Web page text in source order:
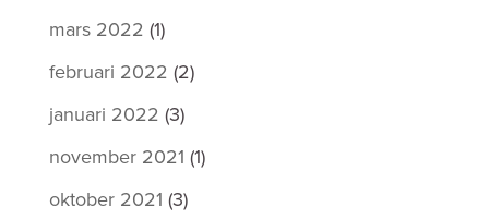
mars 2022 (1)
februari 2022 (2)
januari 2022 (3)
november 2021 (1)
oktober 2021 (3)